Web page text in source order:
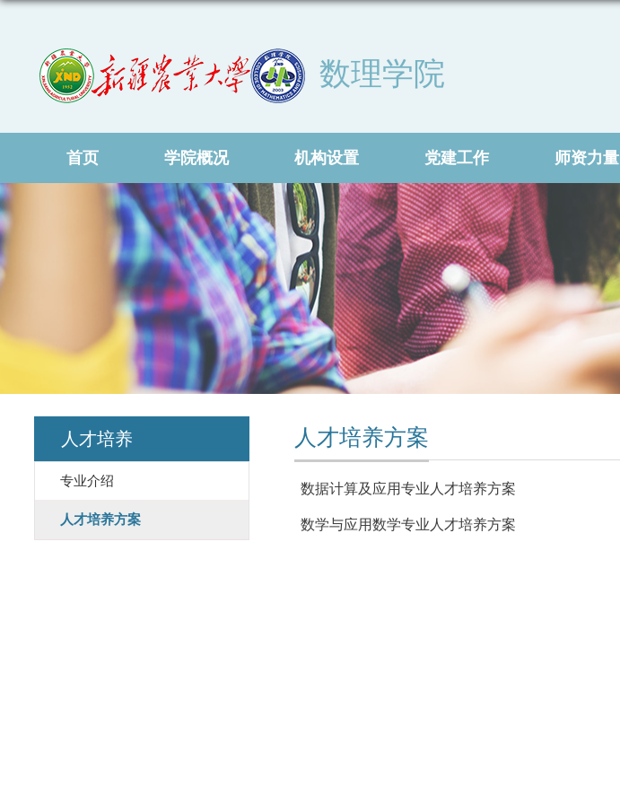
数理学院
首页 学院概况 机构设置 党建工作 师资力量
人才培养
专业介绍
人才培养方案
人才培养方案
数据计算及应用专业人才培养方案
数学与应用数学专业人才培养方案